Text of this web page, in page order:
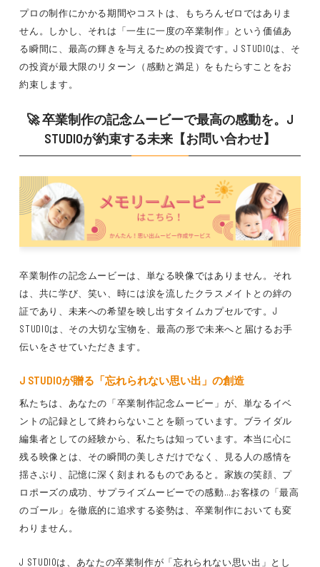
プロの制作にかかる期間やコストは、もちろんゼロではありま
せん。しかし、それは「一生に一度の卒業制作」という価値あ
る瞬間に、最高の輝きを与えるための投資です。J STUDIOは、そ
の投資が最大限のリターン（感動と満足）をもたらすことをお
約束します。
🚀 卒業制作の記念ムービーで最高の感動を。J
STUDIOが約束する未来【お問い合わせ】
卒業制作の記念ムービーは、単なる映像ではありません。それ
は、共に学び、笑い、時には涙を流したクラスメイトとの絆の
証であり、未来への希望を映し出すタイムカプセルです。J
STUDIOは、その大切な宝物を、最高の形で未来へと届けるお手
伝いをさせていただきます。
J STUDIOが贈る「忘れられない思い出」の創造
私たちは、あなたの「卒業制作記念ムービー」が、単なるイベ
ントの記録として終わらないことを願っています。ブライダル
編集者としての経験から、私たちは知っています。本当に心に
残る映像とは、その瞬間の美しさだけでなく、見る人の感情を
揺さぶり、記憶に深く刻まれるものであると。家族の笑顔、プ
ロポーズの成功、サプライズムービーでの感動…お客様の「最高
のゴール」を徹底的に追求する姿勢は、卒業制作においても変
わりません。
J STUDIOは、あなたの卒業制作が「忘れられない思い出」とし